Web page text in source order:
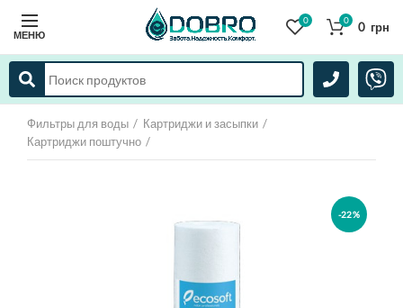
МЕНЮ
0 0 0 грн
Фильтры для воды
Картриджи и засыпки
Картриджи поштучно
-22%